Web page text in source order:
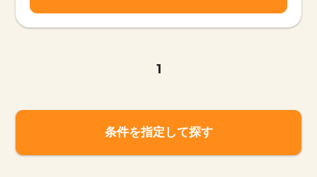
1
条件を指定して探す